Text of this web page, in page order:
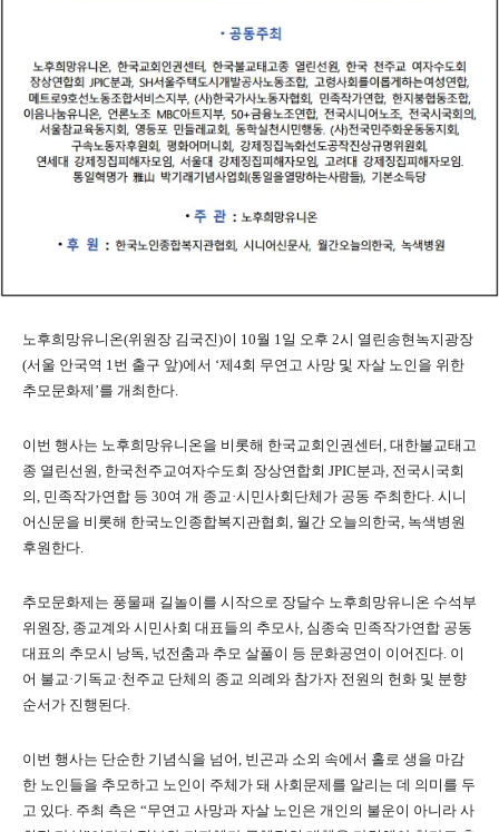
노후희망유니온(위원장 김국진)이 10월 1일 오후 2시 열린송현녹지광장
(서울 안국역 1번 출구 앞)에서 ‘제4회 무연고 사망 및 자살 노인을 위한
추모문화제’를 개최한다.
이번 행사는 노후희망유니온을 비롯해 한국교회인권센터, 대한불교태고
종 열린선원, 한국천주교여자수도회 장상연합회 JPIC분과, 전국시국회
의, 민족작가연합 등 30여 개 종교·시민사회단체가 공동 주최한다. 시니
어신문을 비롯해 한국노인종합복지관협회, 월간 오늘의한국, 녹색병원
후원한다.
추모문화제는 풍물패 길놀이를 시작으로 장달수 노후희망유니온 수석부
위원장, 종교계와 시민사회 대표들의 추모사, 심종숙 민족작가연합 공동
대표의 추모시 낭독, 넋전춤과 추모 살풀이 등 문화공연이 이어진다. 이
어 불교·기독교·천주교 단체의 종교 의례와 참가자 전원의 헌화 및 분향
순서가 진행된다.
이번 행사는 단순한 기념식을 넘어, 빈곤과 소외 속에서 홀로 생을 마감
한 노인들을 추모하고 노인이 주체가 돼 사회문제를 알리는 데 의미를 두
고 있다. 주최 측은 “무연고 사망과 자살 노인은 개인의 불운이 아니라 사